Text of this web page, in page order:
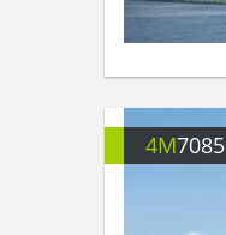
4M7085